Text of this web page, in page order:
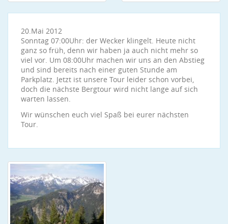
20.Mai 2012
Sonntag 07:00Uhr: der Wecker klingelt. Heute nicht
ganz so früh, denn wir haben ja auch nicht mehr so
viel vor. Um 08:00Uhr machen wir uns an den Abstieg
und sind bereits nach einer guten Stunde am
Parkplatz. Jetzt ist unsere Tour leider schon vorbei,
doch die nächste Bergtour wird nicht lange auf sich
warten lassen.
Wir wünschen euch viel Spaß bei eurer nächsten
Tour.